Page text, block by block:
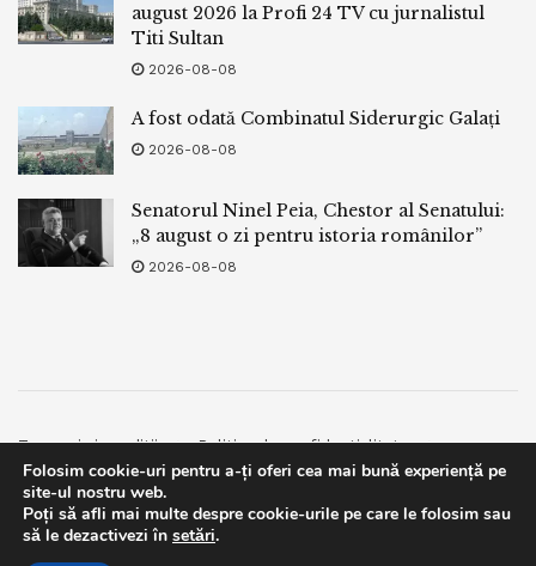
august 2026 la Profi 24 TV cu jurnalistul
Titi Sultan
2026-08-08
A fost odată Combinatul Siderurgic Galați
2026-08-08
Senatorul Ninel Peia, Chestor al Senatului:
„8 august o zi pentru istoria românilor”
2026-08-08
Termeni si conditii
Politica de confidentialitate
Facebook
Contact
© 2019bpnews- Business & Politics Newsbpnews.
Folosim cookie-uri pentru a-ți oferi cea mai bună experiență pe
site-ul nostru web.
Poți să afli mai multe despre cookie-urile pe care le folosim sau
să le dezactivezi în setări.
This website uses GDPR cookies. By continuing to use this
website you are giving consent to cookies being used. Visit our